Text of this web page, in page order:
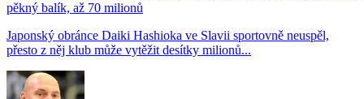
pěkný balík, až 70 milionů
Japonský obránce Daiki Hashioka ve Slavii sportovně neuspěl,
přesto z něj klub může vytěžit desítky milionů...